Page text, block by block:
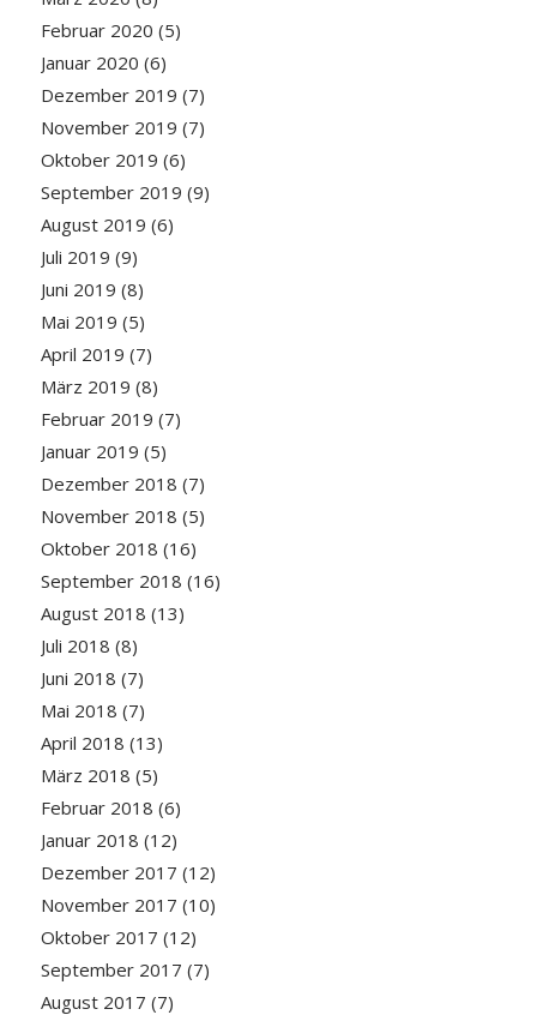
Februar 2020 (5)
Januar 2020 (6)
Dezember 2019 (7)
November 2019 (7)
Oktober 2019 (6)
September 2019 (9)
August 2019 (6)
Juli 2019 (9)
Juni 2019 (8)
Mai 2019 (5)
April 2019 (7)
März 2019 (8)
Februar 2019 (7)
Januar 2019 (5)
Dezember 2018 (7)
November 2018 (5)
Oktober 2018 (16)
September 2018 (16)
August 2018 (13)
Juli 2018 (8)
Juni 2018 (7)
Mai 2018 (7)
April 2018 (13)
März 2018 (5)
Februar 2018 (6)
Januar 2018 (12)
Dezember 2017 (12)
November 2017 (10)
Oktober 2017 (12)
September 2017 (7)
August 2017 (7)